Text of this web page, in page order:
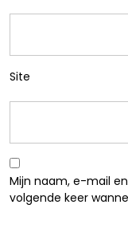
Site
Mijn naam, e-mail
volgende keer